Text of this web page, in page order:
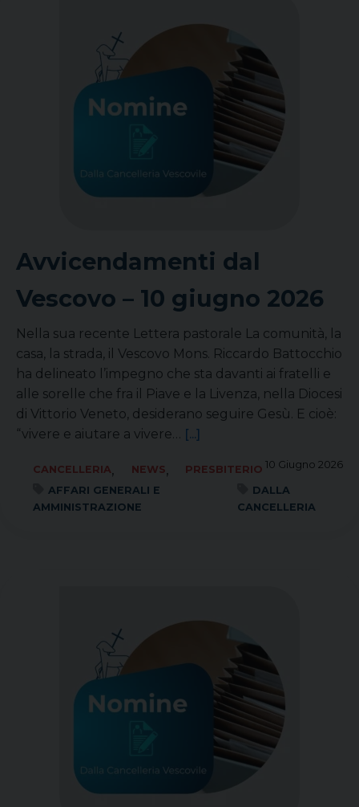
Avvicendamenti dal
Vescovo – 10 giugno 2026
Nella sua recente Lettera pastorale La comunità, la
casa, la strada, il Vescovo Mons. Riccardo Battocchio
ha delineato l’impegno che sta davanti ai fratelli e
alle sorelle che fra il Piave e la Livenza, nella Diocesi
di Vittorio Veneto, desiderano seguire Gesù. E cioè:
“vivere e aiutare a vivere… [...]
10 Giugno 2026
CANCELLERIA, NEWS,
PRESBITERIO
AFFARI GENERALI E
AMMINISTRAZIONE
DALLA
CANCELLERIA